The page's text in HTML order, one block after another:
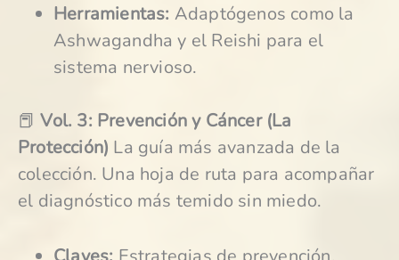
Herramientas: Adaptógenos como la
Ashwagandha y el Reishi para el
sistema nervioso.
📕Vol. 3: Prevención y Cáncer (La
Protección) La guía más avanzada de la
colección. Una hoja de ruta para acompañar
el diagnóstico más temido sin miedo.